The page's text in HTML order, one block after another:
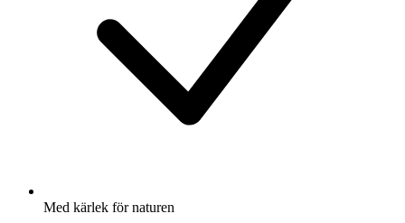
Med kärlek för naturen